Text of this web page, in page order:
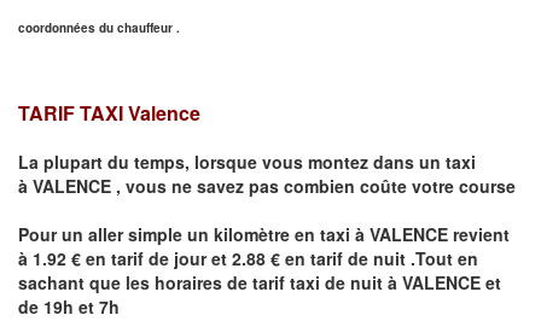
coordonnées du chauffeur .
TARIF TAXI Valence
La plupart du temps, lorsque vous montez dans un taxi
à VALENCE , vous ne savez pas combien coûte votre course
Pour un aller simple un kilomètre en taxi à VALENCE revient
à 1.92 € en tarif de jour et 2.88 € en tarif de nuit .Tout en
sachant que les horaires de tarif taxi de nuit à VALENCE et
de 19h et 7h